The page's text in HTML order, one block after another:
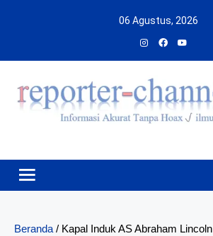
06 Agustus, 2026
Beranda / Kapal Induk AS Abraham Lincoln